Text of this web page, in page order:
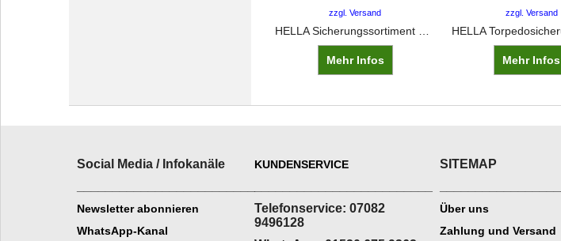
zzgl. Versand
Mehr Infos
zzgl. Versand
Mehr Infos
Social Media / Infokanäle
Newsletter abonnieren
WhatsApp-Kanal
KUNDENSERVICE
Telefonservice: 07082
9496128
SITEMAP
Über uns
Zahlung und Versand